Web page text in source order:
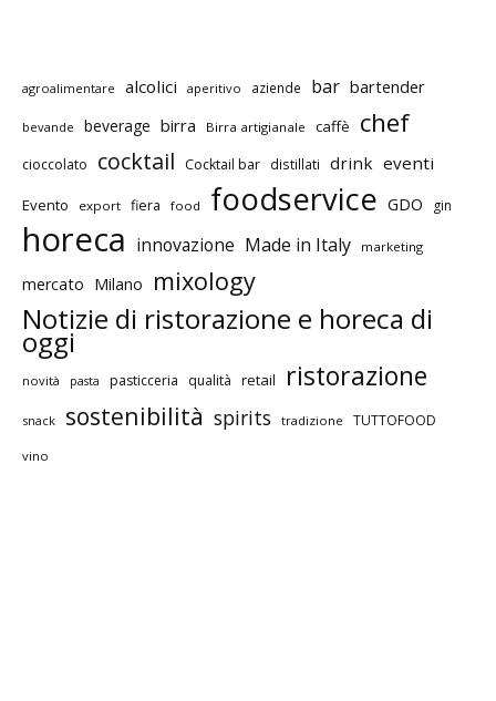
agroalimentare alcolici aperitivo aziende bar bartender
bevande beverage birra Birra artigianale caffè chef
cioccolato cocktail Cocktail bar distillati drink eventi
Evento export fiera food foodservice GDO gin
horeca innovazione Made in Italy marketing
mercato Milano mixology
Notizie di ristorazione e horeca di
oggi
novità pasta pasticceria qualità retail ristorazione
snack sostenibilità spirits tradizione TUTTOFOOD
vino